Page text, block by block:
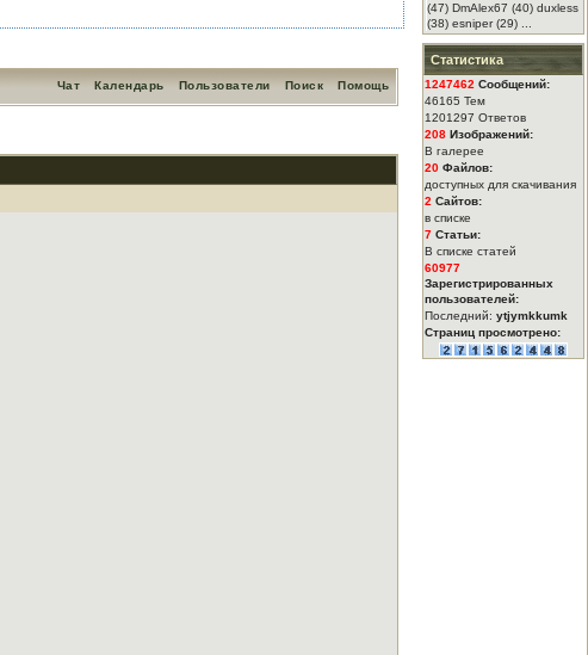
Помощь
Поиск
Пользователи
Календарь
Чат
(47) DmAlex67 (40) duxless
(38) esniper (29) ...
Статистика
1247462 Сообщений:
46165 Тем
1201297 Ответов
208 Изображений:
В галерее
20 Файлов:
доступных для скачивания
2 Сайтов:
в списке
7 Статьи:
В списке статей
60977
Зарегистрированных
пользователей:
Последний: ytjymkkumk
Страниц просмотрено: